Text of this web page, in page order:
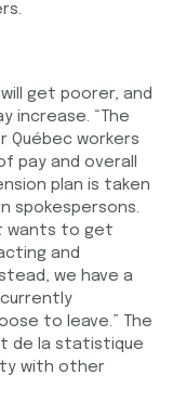
get poorer, and
increase. “The
Québec workers
pay and overall
plan is taken
spokespersons.
wants to get
and
we have a
to leave.” The
de la statistique
with other